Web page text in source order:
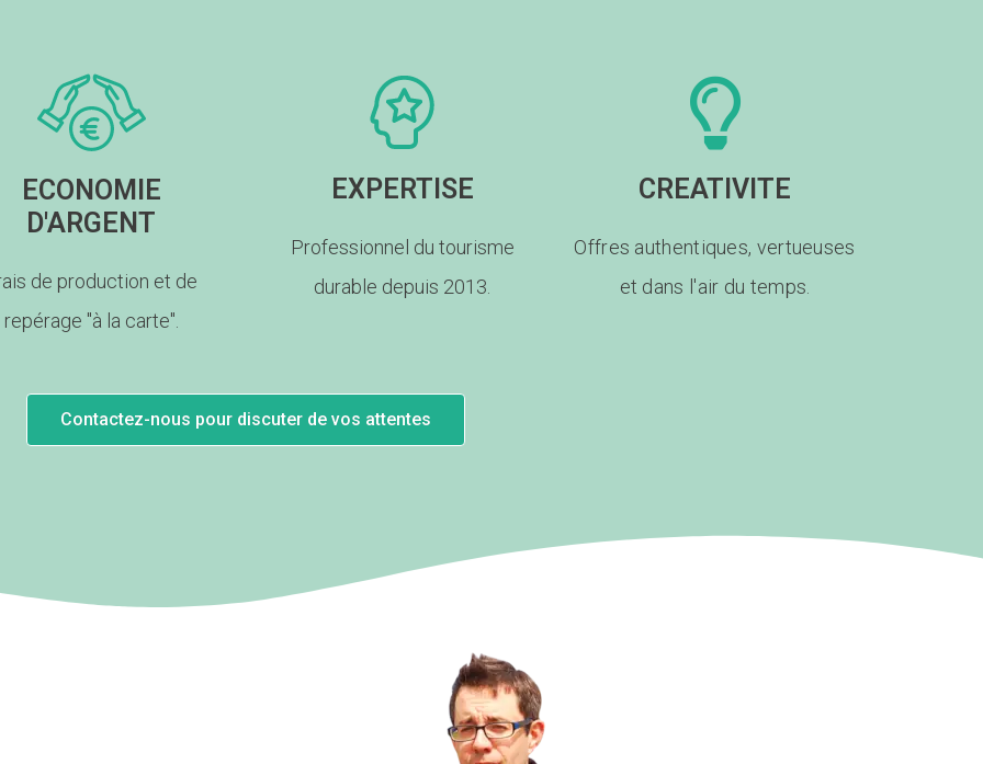
ECONOMIE
D'ARGENT
de production et de
repérage "à la carte".
EXPERTISE
Professionnel du tourisme
durable depuis 2013.
CREATIVITE
Offres authentiques, vertueuses
et dans l'air du temps.
Contactez-nous pour discuter de vos attentes